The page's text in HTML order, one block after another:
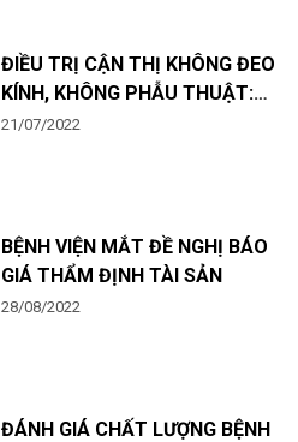
ĐIỀU TRỊ CẬN THỊ KHÔNG ĐEO
KÍNH, KHÔNG PHẪU THUẬT:
KỸ THUẬT ĐẶT KÍNH ORTHO-K
21/07/2022
BỆNH VIỆN MẮT ĐỀ NGHỊ BÁO
GIÁ THẨM ĐỊNH TÀI SẢN
28/08/2022
ĐÁNH GIÁ CHẤT LƯỢNG BỆNH